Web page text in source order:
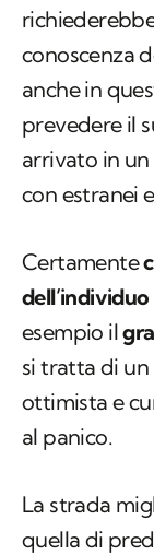
conoscenza
anche in
prevedere il
arrivato in
con estranei
Certamente
dell’individuo
esempio il
si tratta di
ottimista e
al panico.
La strada
quella di